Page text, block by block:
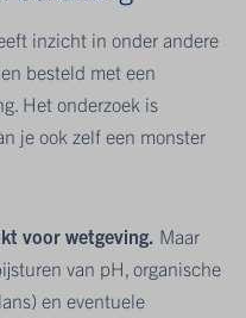
inzicht in onder andere
besteld met een
Het onderzoek is
je ook zelf een monster
voor wetgeving. Maar
van pH, organische
en eventuele